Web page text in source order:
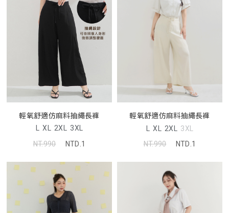
輕氧舒適仿麻料抽繩長褲
L XL 2XL 3XL
NT.990
NTD.1
輕氧舒適仿麻料抽繩長褲
L XL 2XL 3XL
NT.990
NTD.1